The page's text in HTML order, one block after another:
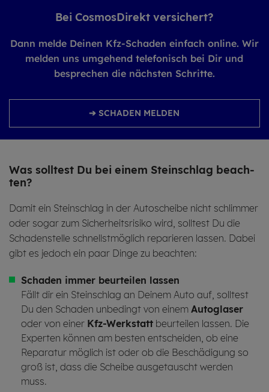
Bei Cosmos­Di­rekt versi­chert?
Dann melde Deinen Kfz-Schaden einfach online. Wir
melden uns umgehend telefonisch bei Dir und
besprechen die nächsten Schritte.
➔ SCHADEN MELDEN
Was soll­test Du bei einem Stein­schlag be­ach­
ten?
Damit ein Steinschlag in der Autoscheibe nicht schlimmer
oder sogar zum Sicherheitsrisiko wird, solltest Du die
Schadenstelle schnellstmöglich reparieren lassen. Dabei
gibt es jedoch ein paar Dinge zu beachten:
Schaden immer beurteilen lassen
Fällt dir ein Steinschlag an Deinem Auto auf, solltest
Du den Schaden unbedingt von einem Autoglaser
oder von einer Kfz-Werkstatt beurteilen lassen. Die
Experten können am besten entscheiden, ob eine
Reparatur möglich ist oder ob die Beschädigung so
groß ist, dass die Scheibe ausgetauscht werden
muss.